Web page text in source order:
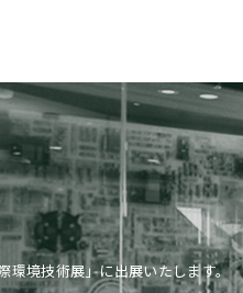
環境技術展」に出展いたします。